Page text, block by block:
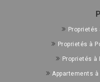
Proprietés
Proprietés à
Proprietés à
Appartements à